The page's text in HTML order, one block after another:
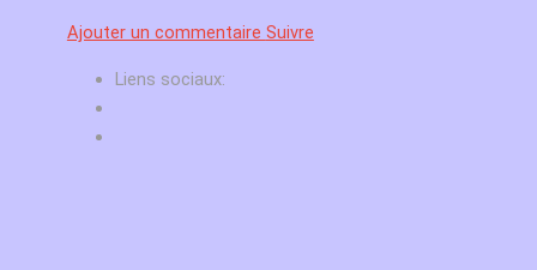
Ajouter un commentaire Suivre
Liens sociaux: